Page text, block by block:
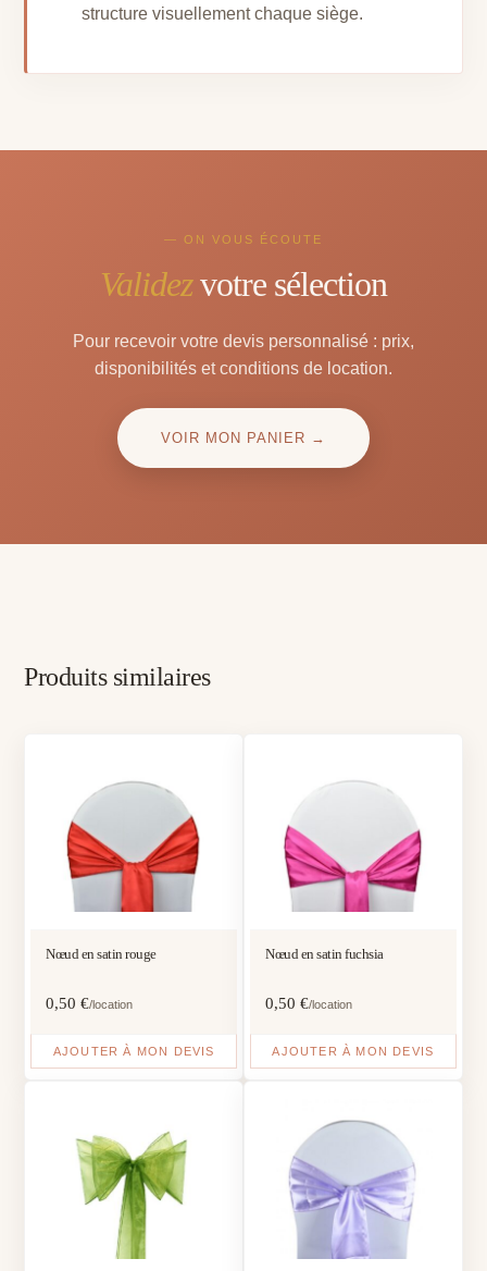
structure visuellement chaque siège.
— ON VOUS ÉCOUTE
Validezvotre sélection
Pour recevoir votre devis personnalisé : prix,
disponibilités et conditions de location.
VOIR MON PANIER →
Produits similaires
Nœud en satin rouge
0,50€/location
AJOUTER À MON DEVIS
Nœud en satin fuchsia
0,50 €/location
AJOUTER À MON DEVIS